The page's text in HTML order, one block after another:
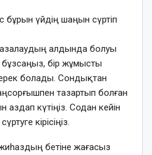
үйдің шаңын сүртіп
алдында болуы
бұзсаңыз, бір жұмысты
болады. Сондықтан
тазартып болған
күтіңіз. Содан кейін
кірісіңіз.
бетіне жағасыз